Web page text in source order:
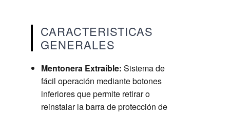
CARACTERISTICAS
GENERALES
Mentonera Extraíble: Sistema de
fácil operación mediante botones
inferiores que permite retirar o
reinstalar la barra de protección de